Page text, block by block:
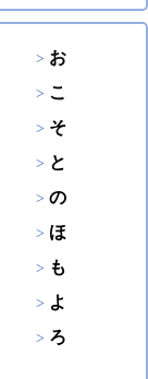
お
こ
そ
と
の
ほ
も
よ
ろ